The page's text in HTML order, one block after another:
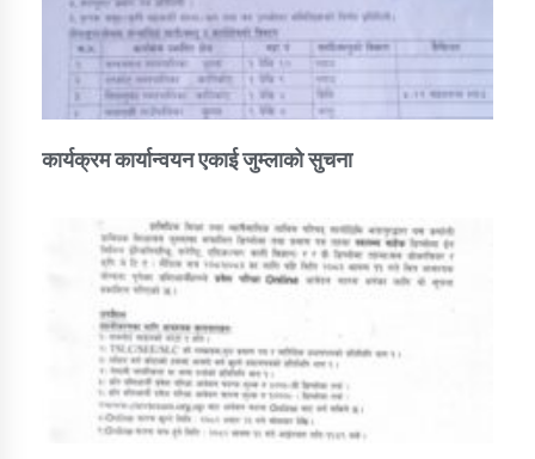
कार्यक्रम कार्यान्वयन एकाई जुम्लाको सुचना